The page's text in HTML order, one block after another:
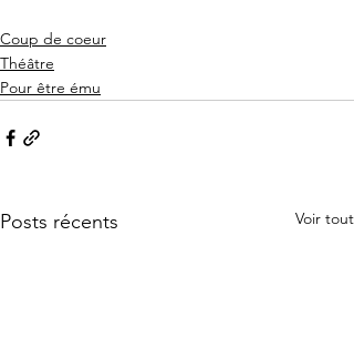
Coup de coeur
Théâtre
Pour être ému
Posts récents Voir tout